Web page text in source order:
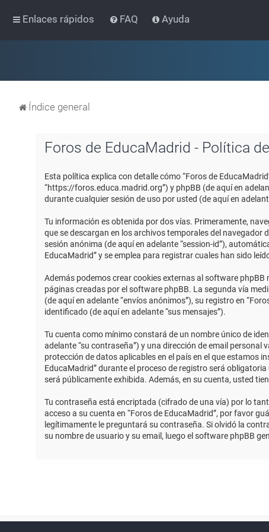
Enlaces rápidos FAQ Ayuda
Índice general
Foros de EducaMadrid - Política
Esta política explica con detalle cómo “Foros de
“https://foros.educa.madrid.org”) y phpBB (de aquí en
durante cualquier sesión de uso por usted (de aquí en
Tu información es obtenida por dos vías. Primeramente,
que se descargan en los archivos temporales del navegador
sesión anónima (de aquí en adelante “session-id”),
EducaMadrid” y se emplea para registrar cuales han sido
Además podemos crear cookies externas al software phpBB
páginas creadas por el software phpBB. La segunda vía
(de aquí en adelante “envíos anónimos”), su registro en
identificado (de aquí en adelante “sus mensajes”).
Tu cuenta como mínimo constará de un nombre único de
adelante “su contraseña”) y una dirección de email personal
protección de datos aplicables en el país en el que estamos
EducaMadrid” durante el proceso de registro será
será públicamente exhibida. Además, en su cuenta, usted
Tu contraseña está encriptada (cifrado de una vía) por lo
acceso a su cuenta en “Foros de EducaMadrid”, por favor
legítimamente le preguntará su contraseña. Si olvidó la
su nombre de usuario y su email, luego el software phpBB